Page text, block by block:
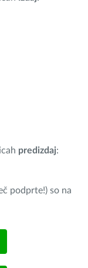
predizdaj:
podprte!) so na